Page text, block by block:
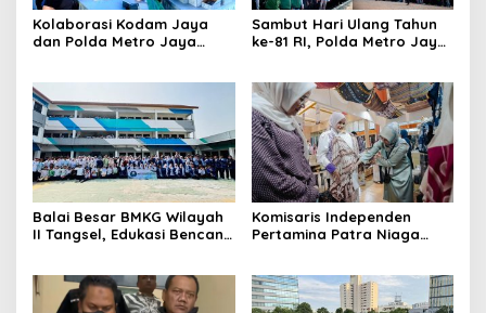
Kolaborasi Kodam Jaya
dan Polda Metro Jaya
Sambut Hari Ulang Tahun
ke-81 RI, Polda Metro Jaya
Balai Besar BMKG Wilayah
II Tangsel, Edukasi Bencana
23
Komisaris Independen
Pertamina Patra Niaga
Sentuhan Kemanusiaan dan
Keberlanjutan